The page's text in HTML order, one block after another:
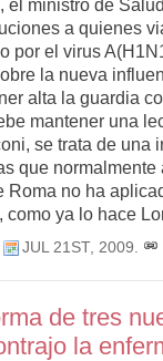
el ministro de
a quienes
por el virus
la nueva
alta la guardia
mantener una
se trata de una
que
Roma no ha
como ya lo hace
JUL 21ST, 2009.
de tres
la